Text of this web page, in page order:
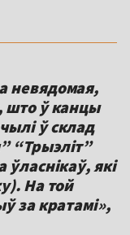
невядомая,
што ў канцы
ў склад
“Трыэліт”
які
На той
за кратамі»,